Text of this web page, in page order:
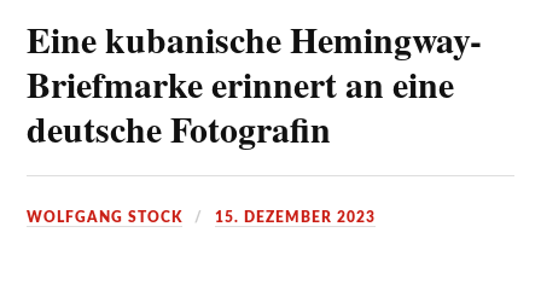
Eine kubanische Hemingway-
Briefmarke erinnert an eine
deutsche Fotografin
WOLFGANG STOCK 15. DEZEMBER 2023